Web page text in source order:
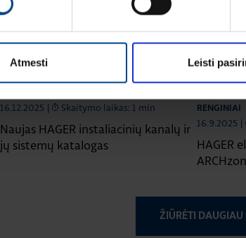
Atmesti Leisti
16.12.2025 | Skaitymo laikas: 1 min
Naujas HAGER instaliacinių kanalų ir
jų sistemų katalogas
RENGINIAI
16.9.2025 |
HAGER
ŽIŪRĖTI DAUGIAU